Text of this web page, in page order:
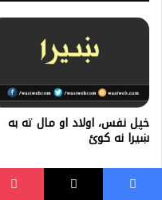
خپل نفس، اولاد او مال ته به
ښيرا نه كوئ